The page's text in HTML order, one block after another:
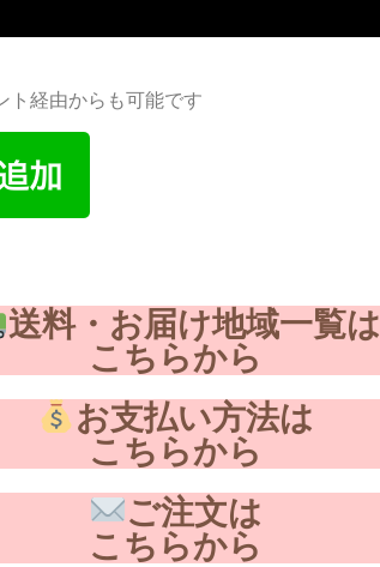
経由からも可能です
送料・お届け地域一覧は
こちらから
お支払い方法は
こちらから
ご注文は
こちらから